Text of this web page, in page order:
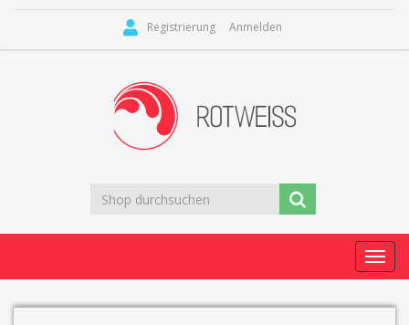
Registrierung Anmelden